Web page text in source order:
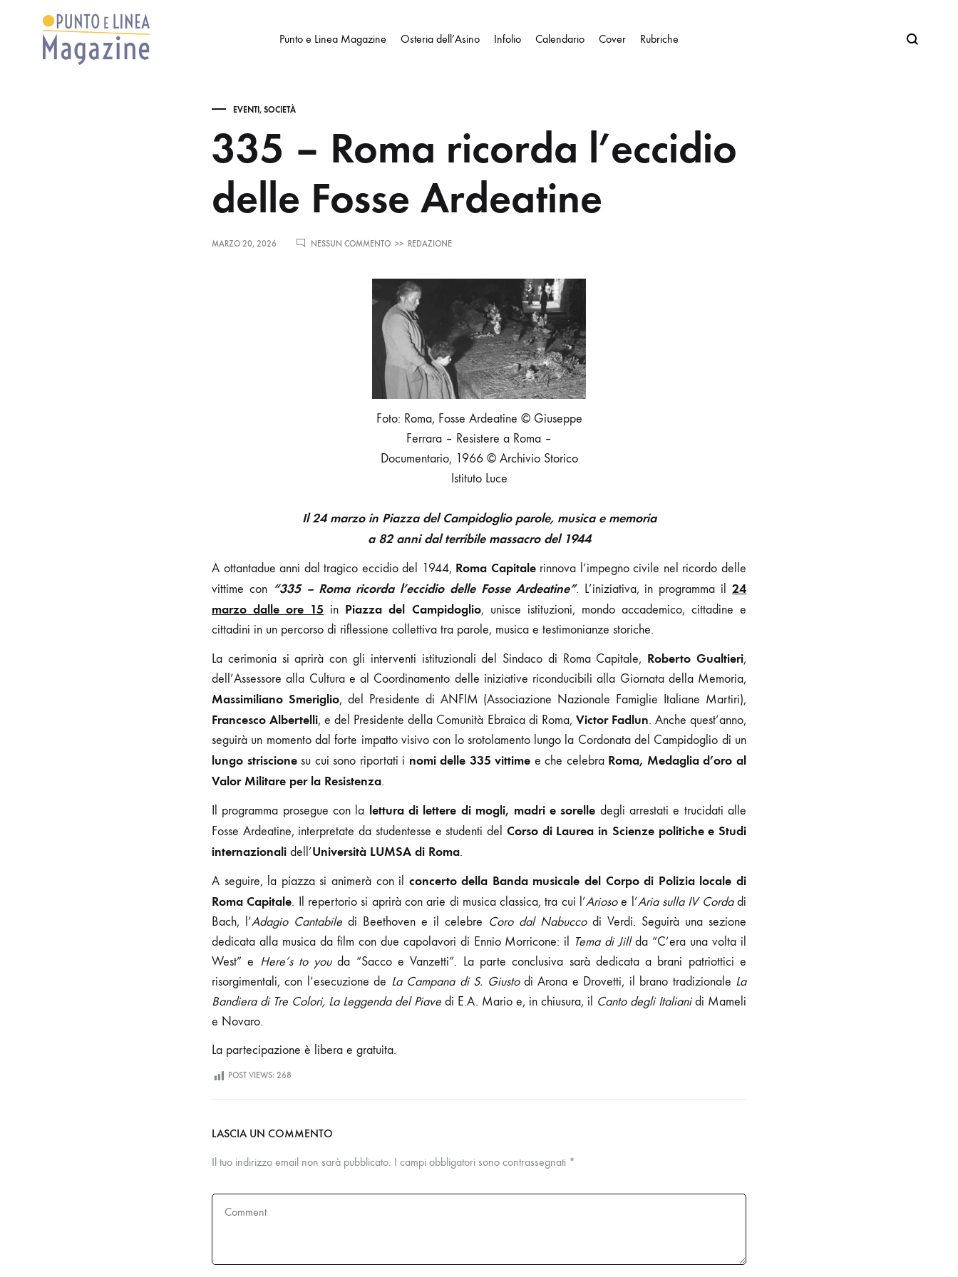
Punto e Linea Magazine Osteria dell’Asino Infolio Calendario Cover Rubriche Search
EVENTI, SOCIETÀ
335 – Roma ricorda l’eccidio
delle Fosse Ardeatine
MARZO 20, 2026 NESSUN COMMENTOSU
ROMA
RICORDA
L’ECCIDIO
DELLE
FOSSE
ARDEATINE
>> REDAZIONE
Foto: Roma, Fosse Ardeatine © Giuseppe
Ferrara – Resistere a Roma –
Documentario, 1966 © Archivio Storico
Istituto Luce
Il 24 marzo in Piazza del Campidoglio parole, musica e memoria
a 82 anni dal terribile massacro del 1944
A ottantadue anni dal tragico eccidio del 1944, Roma Capitalerinnova l’impegno civile nel ricordo delle
vittime con “335 – Roma ricorda l’eccidio delle Fosse Ardeatine”. L’iniziativa, in programma il24
marzo dalle ore 15 in Piazza del Campidoglio, unisce istituzioni, mondo accademico, cittadine e
cittadini in un percorso di riflessione collettiva tra parole, musica e testimonianze storiche.
La cerimonia si aprirà con gli interventi istituzionali del Sindaco di Roma Capitale, Roberto Gualtieri,
dell’Assessore alla Cultura e al Coordinamento delle iniziative riconducibili alla Giornata della Memoria,
Massimiliano Smeriglio, del Presidente di ANFIM (Associazione Nazionale Famiglie Italiane Martiri),
Francesco Albertelli, e del Presidente della Comunità Ebraica di Roma, Victor Fadlun. Anche quest’anno,
seguirà un momento dal forte impatto visivo con lo srotolamento lungo la Cordonata del Campidoglio di un
lungo striscionesu cui sono riportati i nomi delle 335 vittime e che celebra Roma, Medaglia d’oro al
Valor Militare per la Resistenza.
Il programma prosegue con la lettura di lettere di mogli, madri e sorelle degli arrestati e trucidati alle
Fosse Ardeatine, interpretate da studentesse e studenti del Corso di Laurea in Scienze politiche e Studi
internazionali dell’Università LUMSA di Roma.
A seguire, la piazza si animerà con il concerto della Banda musicale del Corpo di Polizia locale di
Roma Capitale. Il repertorio si aprirà con arie di musica classica, tra cui l’Ariosoe l’Aria sulla IV Cordadi
Bach, l’Adagio Cantabile di Beethoven e il celebre Coro dal Nabuccodi Verdi. Seguirà una sezione
dedicata alla musica da film con due capolavori di Ennio Morricone: il Tema di Jillda “C’era una volta il
West” e Here’s to youda “Sacco e Vanzetti”. La parte conclusiva sarà dedicata a brani patriottici e
risorgimentali, con l’esecuzione de La Campana di S. Giustodi Arona e Drovetti, il brano tradizionale La
Bandiera di Tre Colori, La Leggenda del Piave di E.A. Mario e, in chiusura, il Canto degli Italianidi Mameli
e Novaro.
La partecipazione è libera e gratuita.
POST VIEWS: 268
LASCIA UN COMMENTO
Il tuo indirizzo email non sarà pubblicato. I campi obbligatori sono contrassegnati *